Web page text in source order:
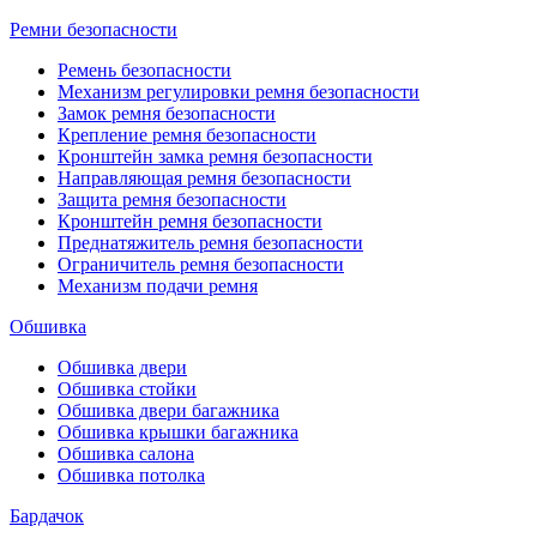
Ремни безопасности
Ремень безопасности
Механизм регулировки ремня безопасности
Замок ремня безопасности
Крепление ремня безопасности
Кронштейн замка ремня безопасности
Направляющая ремня безопасности
Защита ремня безопасности
Кронштейн ремня безопасности
Преднатяжитель ремня безопасности
Ограничитель ремня безопасности
Механизм подачи ремня
Обшивка
Обшивка двери
Обшивка стойки
Обшивка двери багажника
Обшивка крышки багажника
Обшивка салона
Обшивка потолка
Бардачок